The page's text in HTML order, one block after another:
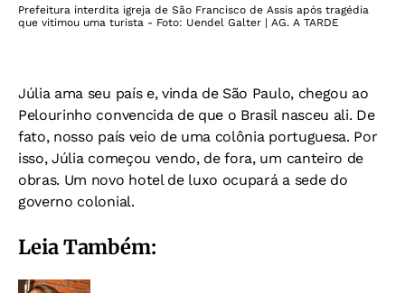
Prefeitura interdita igreja de São Francisco de Assis após tragédia
que vitimou uma turista - Foto: Uendel Galter | AG. A TARDE
Júlia ama seu país e, vinda de São Paulo, chegou ao
Pelourinho convencida de que o Brasil nasceu ali. De
fato, nosso país veio de uma colônia portuguesa. Por
isso, Júlia começou vendo, de fora, um canteiro de
obras. Um novo hotel de luxo ocupará a sede do
governo colonial.
Leia Também: